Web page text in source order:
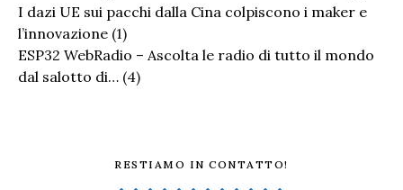
I dazi UE sui pacchi dalla Cina colpiscono i maker e
l’innovazione (1)
ESP32 WebRadio – Ascolta le radio di tutto il mondo
dal salotto di… (4)
RESTIAMO IN CONTATTO!